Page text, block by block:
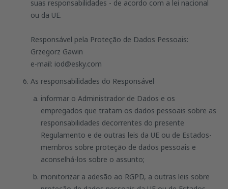
suas responsabilidades - de acordo com a lei nacional
ou da UE.
Responsável pela Proteção de Dados Pessoais:
Grzegorz Gawin
e-mail: iod@esky.com
As responsabilidades do Responsável
informar o Administrador de Dados e os
empregados que tratam os dados pessoais sobre as
responsabilidades decorrentes do presente
Regulamento e de outras leis da UE ou de Estados-
membros sobre proteção de dados pessoais e
aconselhá-los sobre o assunto;
monitorizar a adesão ao RGPD, a outras leis sobre